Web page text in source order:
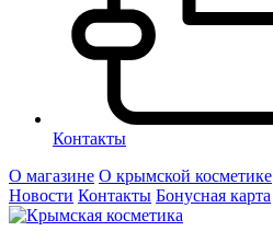
Контакты
О магазине О крымской косметике
Новости Контакты Бонусная карта